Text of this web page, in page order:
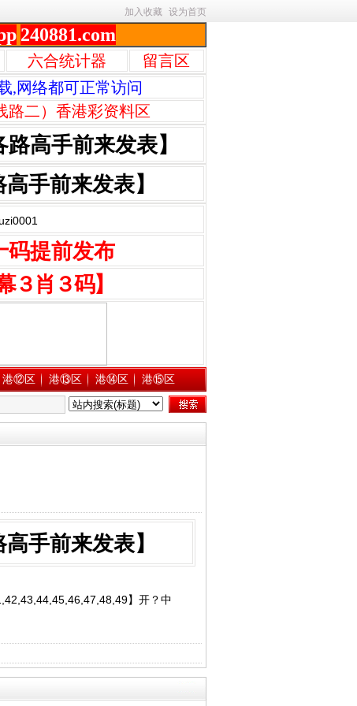
加入收藏 设为首页
240881.com
六合统计器
留言区
,网络都可正常访问
路二）香港彩资料区
高手前来发表】
手前来发表】
码提前发布
肖３码】
港⑫区 港⑬区 港⑭区 港⑮区
手前来发表】
】开？中